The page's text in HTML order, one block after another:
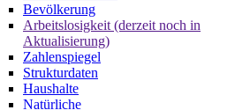
Bevölkerung
Arbeitslosigkeit (derzeit noch in
Aktualisierung)
Zahlenspiegel
Strukturdaten
Haushalte
Natürliche